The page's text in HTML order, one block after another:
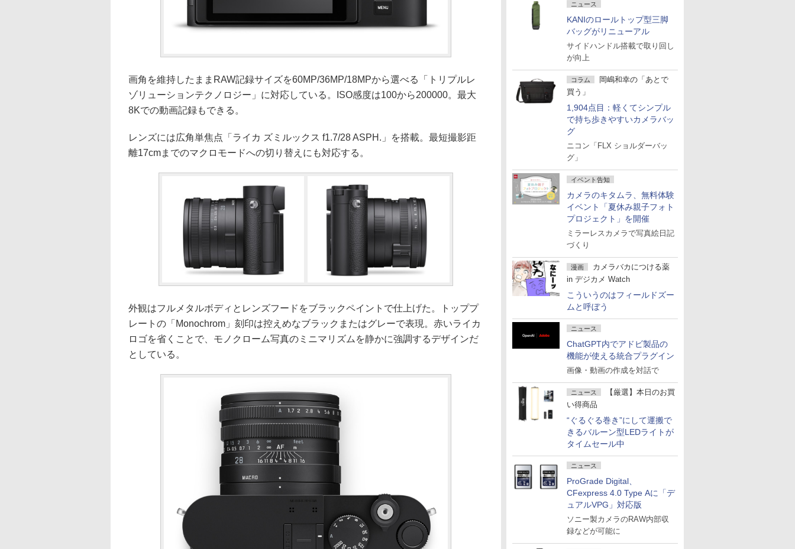
ニュース
KANIのロールトップ型三脚
バッグがリニューアル
サイドハンドル搭載で取り回し
が向上
コラム
岡嶋和幸の「あとで
買う」
1,904点目：軽くてシンプル
で持ち歩きやすいカメラバッ
グ
ニコン「FLX ショルダーバッ
グ」
イベント告知
カメラのキタムラ、無料体験
イベント「夏休み親子フォト
プロジェクト」を開催
ミラーレスカメラで写真絵日記
づくり
漫画
カメラバカにつける薬
in デジカメ Watch
こういうのはフィールドズー
ムと呼ぼう
ニュース
ChatGPT内でアドビ製品の
機能が使える統合プラグイン
画像・動画の作成を対話で
ニュース
【厳選】本日のお買
い得商品
“ぐるぐる巻き”にして運搬で
きるバルーン型LEDライトが
タイムセール中
ニュース
ProGrade Digital、
CFexpress 4.0 Type Aに「デ
ュアルVPG」対応版
ソニー製カメラのRAW内部収
録などが可能に
画角を維持したままRAW記録サイズを60MP/36MP/18MPから選べる「トリプルレ
ゾリューションテクノロジー」に対応している。ISO感度は100から200000。最大
8Kでの動画記録もできる。
レンズには広角単焦点「ライカ ズミルックス f1.7/28 ASPH.」を搭載。最短撮影距
離17cmまでのマクロモードへの切り替えにも対応する。
外観はフルメタルボディとレンズフードをブラックペイントで仕上げた。トッププ
レートの「Monochrom」刻印は控えめなブラックまたはグレーで表現。赤いライカ
ロゴを省くことで、モノクローム写真のミニマリズムを静かに強調するデザインだ
としている。